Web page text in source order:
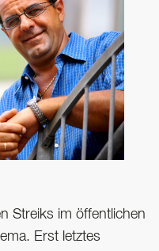
Streiks im öffentlichen
Erst letztes